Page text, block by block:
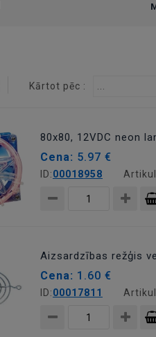
Kārtot pēc :
80x80, 12VDC neon
Cena: 5.97 €
ID:00018958
Aizsardzības režģis
Cena: 1.60 €
ID:00017811